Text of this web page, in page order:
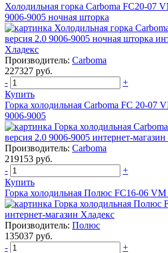
Холодильная горка Carboma FC20-07
9006-9005 ночная шторка
Производитель: Carboma
227327 руб.
-
+
Купить
Горка холодильная Carboma FC 20-07
9006-9005
Производитель: Carboma
219153 руб.
-
+
Купить
Горка холодильная Полюс FC16-06 VM
Производитель: Полюс
135037 руб.
-
+